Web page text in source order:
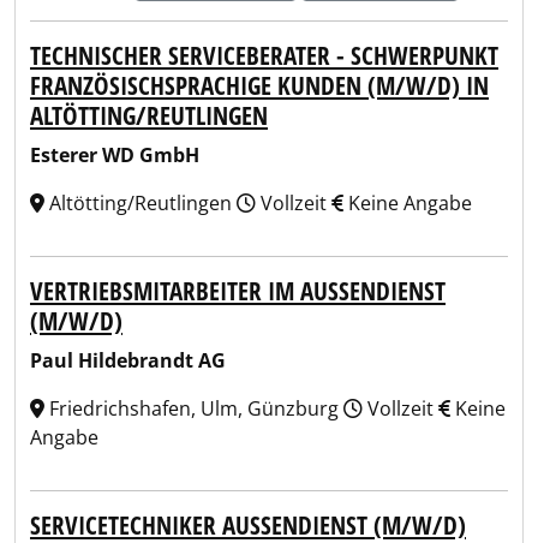
TECHNISCHER SERVICEBERATER - SCHWERPUNKT
FRANZÖSISCHSPRACHIGE KUNDEN (M/W/D) IN
ALTÖTTING/REUTLINGEN
Esterer WD GmbH
Altötting/Reutlingen
Vollzeit Keine Angabe
VERTRIEBSMITARBEITER IM AUSSENDIENST (
M/W/D)
Paul Hildebrandt AG
Friedrichshafen, Ulm, Günzburg
Vollzeit
Keine
Angabe
SERVICETECHNIKER AUSSENDIENST (M/W/D)